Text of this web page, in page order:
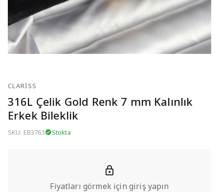
CLARISS
316L Çelik Gold Renk 7 mm Kalınlık
Erkek Bileklik
SKU: EB3763 Stokta
Fiyatları görmek için giriş yapın